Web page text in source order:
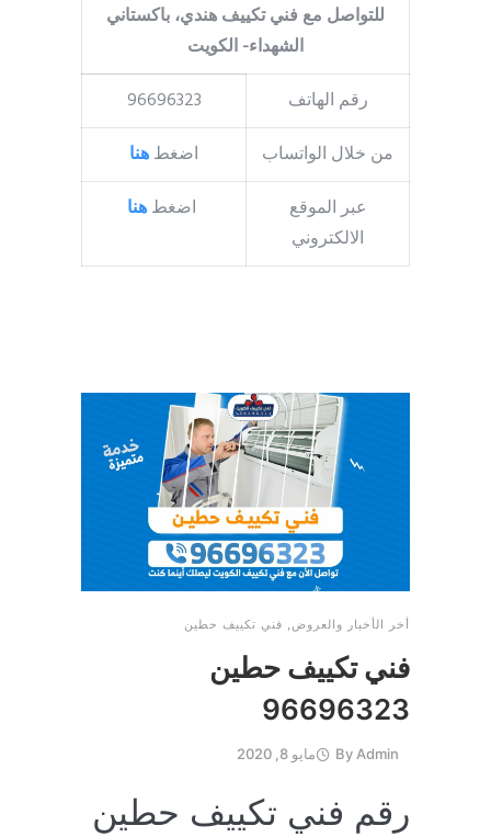
للتواصل مع فني تكييف هندي، باكستاني
الشهداء- الكويت
رقم الهاتف
96696323
من خلال الواتساب
اضغطهنا
عبر الموقع
الالكتروني
اضغطهنا
أخر الأخبار والعروض فني تكييف حطين
فني تكييف حطين
96696323
By Admin مايو 8, 2020
رقم فني تكييف حطين